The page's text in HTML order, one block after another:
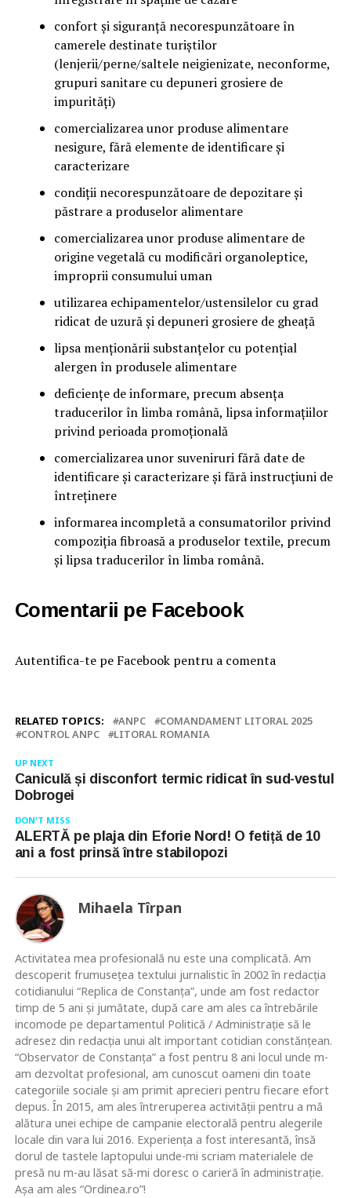
confort și siguranță necorespunzătoare în
camerele destinate turiștilor
(lenjerii/perne/saltele neigienizate, neconforme,
grupuri sanitare cu depuneri grosiere de
impurități)
comercializarea unor produse alimentare
nesigure, fără elemente de identificare și
caracterizare
condiții necorespunzătoare de depozitare și
păstrare a produselor alimentare
comercializarea unor produse alimentare de
origine vegetală cu modificări organoleptice,
improprii consumului uman
utilizarea echipamentelor/ustensilelor cu grad
ridicat de uzură și depuneri grosiere de gheață
lipsa menționării substanțelor cu potențial
alergen în produsele alimentare
deficiențe de informare, precum absența
traducerilor în limba română, lipsa informațiilor
privind perioada promoțională
comercializarea unor suveniruri fără date de
identificare și caracterizare și fără instrucțiuni de
întreținere
informarea incompletă a consumatorilor privind
compoziția fibroasă a produselor textile, precum
și lipsa traducerilor în limba română.
Comentarii pe Facebook
Autentifica-te pe Facebook pentru a comenta
RELATED TOPICS: ANPC
COMANDAMENT LITORAL 2025
CONTROL ANPC
LITORAL ROMANIA
UP NEXT
Caniculă și disconfort termic ridicat în sud-vestul
Dobrogei
DON'T MISS
ALERTĂ pe plaja din Eforie Nord! O fetiță de 10
ani a fost prinsă între stabilopozi
Mihaela Tîrpan
Activitatea mea profesională nu este una complicată. Am
descoperit frumusețea textului jurnalistic în 2002 în redacția
cotidianului “Replica de Constanța”, unde am fost redactor
timp de 5 ani și jumătate, după care am ales ca întrebările
incomode pe departamentul Politică / Administrație să le
adresez din redacția unui alt important cotidian constănțean.
“Observator de Constanța” a fost pentru 8 ani locul unde m-
am dezvoltat profesional, am cunoscut oameni din toate
categoriile sociale și am primit aprecieri pentru fiecare efort
depus. În 2015, am ales întreruperea activității pentru a mă
alătura unei echipe de campanie electorală pentru alegerile
locale din vara lui 2016. Experiența a fost interesantă, însă
dorul de tastele laptopului unde-mi scriam materialele de
presă nu m-au lăsat să-mi doresc o carieră în administrație.
Așa am ales “Ordinea.ro”!